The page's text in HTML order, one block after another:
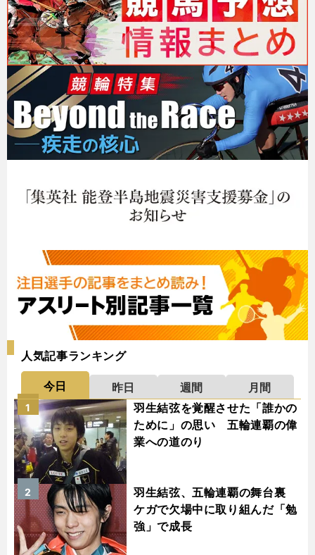
人気記事ランキング
今日 昨日 週間
月間
羽生結弦を覚醒させた「誰かの
ために」の思い 五輪連覇の偉
業への道のり
1
羽生結弦、五輪連覇の舞台裏
ケガで欠場中に取り組んだ「勉
強」で成長
2